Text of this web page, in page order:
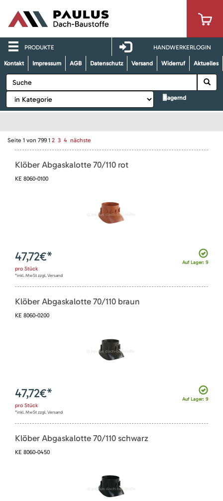
PRODUKTE HANDWERKERLOGIN
Kontakt Impressum AGB Datenschutz Versand Widerruf Aktuelles
lagernd
Seite 1 von 799 1 2 3 4 nächste
Klöber Abgaskalotte 70/110 rot
KE 8060-0100
Auf Lager: 9
47,72€*
pro Stück
*inkl. MwSt zzgl. Versand
Klöber Abgaskalotte 70/110 braun
KE 8060-0200
Auf Lager: 9
47,72€*
pro Stück
*inkl. MwSt zzgl. Versand
Klöber Abgaskalotte 70/110 schwarz
KE 8060-0450